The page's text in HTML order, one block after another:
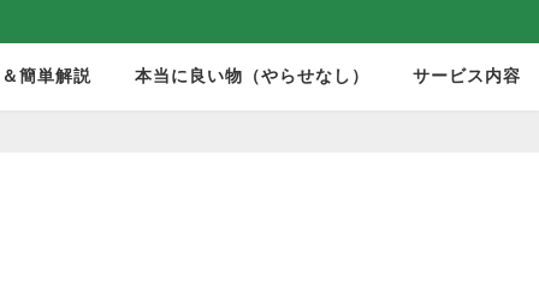
簡単解説 本当に良い物（やらせなし） サービス内容